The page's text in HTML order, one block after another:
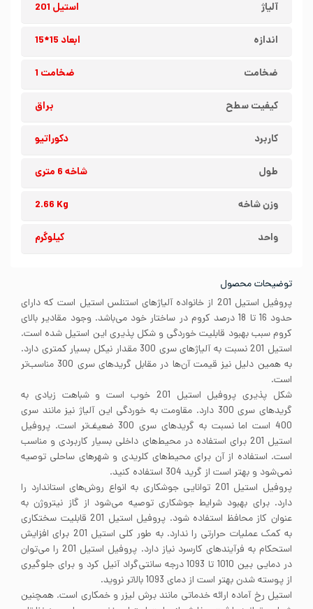
آلیاژ استیل 201
اندازه ابعاد 15*15
ضخامت ضخامت 1
کیفیت سطح براق
کاربرد دکوراتیو
طول شاخه 6 متری
وزن شاخه 2.66 Kg
واحد کیلوگرم
توضیحات محصول
پروفیل استیل 201 از خانواده آلیاژهای استنلس استیل است که دارای
حدود 16 تا 18 درصد کروم در ساختار خود می‌باشد. وجود مقادیر بالای
کروم سبب بهبود قابلیت خوردگی و شکل پذیری این استیل شده است.
استیل 201 نسبت به آلیاژهای سری 300 مقدار نیکل بسیار کمتری دارد.
به همین دلیل نیز قیمت آن‌ها در مقابل گریدهای سری 300 مناسب‌تر
است.
شکل پذیری پروفیل استیل 201 خوب است و شباهت زیادی به
گریدهای سری 300 دارد. مقاومت به خوردگی این آلیاژ نیز مانند سری
400 است اما نسبت به گریدهای سری 300 ضعیف‌تر است. پروفیل
استیل 201 برای استفاده در محیط‌های داخلی بسیار کاربردی و مناسب
است. استفاده از آن برای محیط‌های کلریدی و شهرهای ساحلی توصیه
نمی‌شود و بهتر است از گرید 304 استفاده کنید.
پروفیل استیل 201 توانایی جوشکاری به انواع روش‌های استاندارد را
دارد. برای بهبود شرایط جوشکاری توصیه می‌شود از گاز نیتروژن به
عنوان کاز محافظ استفاده شود. پروفیل استیل 201 قابلیت سختکاری
به کمک عملیات حرارتی را ندارد. به طور کلی استیل 201 برای افزایش
استحکام به فرآیندهای کارسرد نیاز دارد. پروفیل استیل 201 را می‌توان
در دمایی بین 1010 تا 1093 درجه سانتی‌گراد آنیل کرد و برای جلوگیری
از پوسته شدن بهتر است از دمای 1093 بالاتر نروید.
استیل رخ آماده ارائه خدماتی مانند برش لیزر و خمکاری است. همچنین